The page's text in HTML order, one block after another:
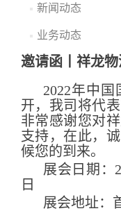
新闻动态
业务动态
邀请函丨祥龙
2022年中
开，我司将代
非常感谢您对
支持，在此，
候您的到来。
展会日期：
日
展会地址：